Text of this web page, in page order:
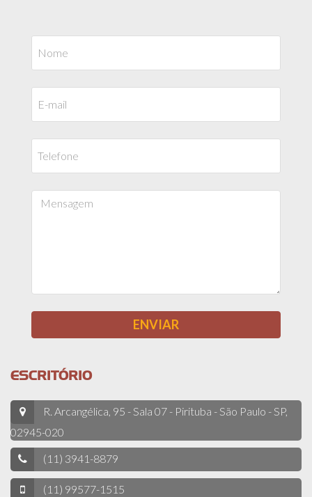
ESCRITÓRIO
R. Arcangélica, 95 - Sala 07 - Pirituba - São Paulo - SP,
02945-020
(11) 3941-8879
(11) 99577-1515